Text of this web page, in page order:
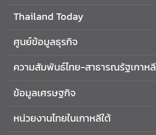
ร
เ
ศ
ย
Thailand Today
ศูนย์ข้อมูลธุรกิจ
ความสัมพันธ์ไทย-สาธารณรัฐเกาหลี
ข้อมูลเศรษฐกิจ
หน่วยงานไทยในเกาหลีใต้